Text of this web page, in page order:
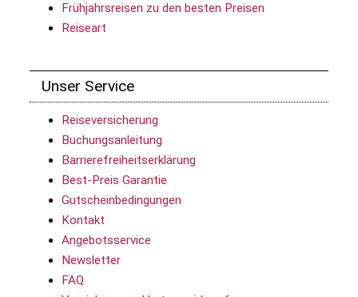
Frühjahrsreisen zu den besten Preisen
Reiseart
Unser Service
Reiseversicherung
Buchungsanleitung
Barrierefreiheitserklärung
Best-Preis Garantie
Gutscheinbedingungen
Kontakt
Angebotsservice
Newsletter
FAQ